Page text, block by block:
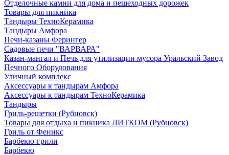
Отделочные камни для дома и пешеходных дорожек
Товары для пикника
Тандыры ТехноКерамика
Тандыры Амфора
Печи-казаны Ферингер
Садовые печи "ВАРВАРА"
Казан-мангал и Печь для утилизации мусора Уральский Завод
Печного Оборудования
Уличный комплекс
Аксессуары к тандырам Амфора
Аксессуары к тандырам ТехноКерамика
Тандыры
Гриль-решетки (Рубцовск)
Товары для отдыха и пикника ЛИТКОМ (Рубцовск)
Гриль от Феникс
Барбекю-грили
Барбекю